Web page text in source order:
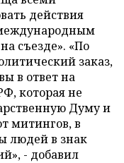
действия
съезде». «По
заказ,
в ответ на
которая не
Думу и
митингов, в
людей в знак
- добавил